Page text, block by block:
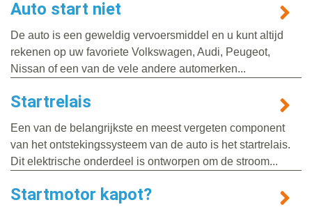
Auto start niet
De auto is een geweldig vervoersmiddel en u kunt altijd
rekenen op uw favoriete Volkswagen, Audi, Peugeot,
Nissan of een van de vele andere automerken...
Startrelais
Een van de belangrijkste en meest vergeten component
van het ontstekingssysteem van de auto is het startrelais.
Dit elektrische onderdeel is ontworpen om de stroom...
Startmotor kapot?